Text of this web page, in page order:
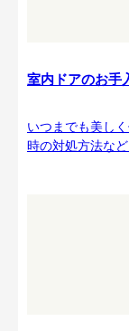
室内ドアのお手
いつまでも美し
時の対処方法など